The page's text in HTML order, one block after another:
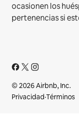
ocasionen los
pertenencias si
© 2026 Airbnb, Inc.
Privacidad·Términos